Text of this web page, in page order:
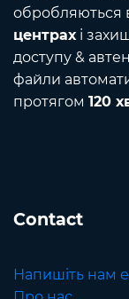
обробляються
центрах і
доступу &
файли
протягом 120
Contact
Напишіть нам